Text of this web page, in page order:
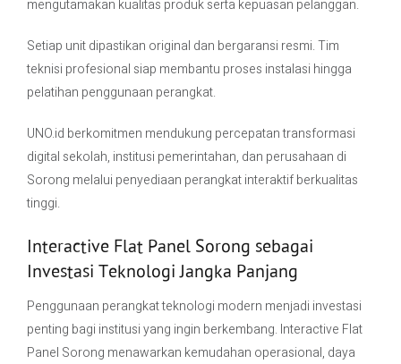
mengutamakan kualitas produk serta kepuasan pelanggan.
Setiap unit dipastikan original dan bergaransi resmi. Tim
teknisi profesional siap membantu proses instalasi hingga
pelatihan penggunaan perangkat.
UNO.id berkomitmen mendukung percepatan transformasi
digital sekolah, institusi pemerintahan, dan perusahaan di
Sorong melalui penyediaan perangkat interaktif berkualitas
tinggi.
Interactive Flat Panel Sorong sebagai
Investasi Teknologi Jangka Panjang
Penggunaan perangkat teknologi modern menjadi investasi
penting bagi institusi yang ingin berkembang. Interactive Flat
Panel Sorong menawarkan kemudahan operasional, daya